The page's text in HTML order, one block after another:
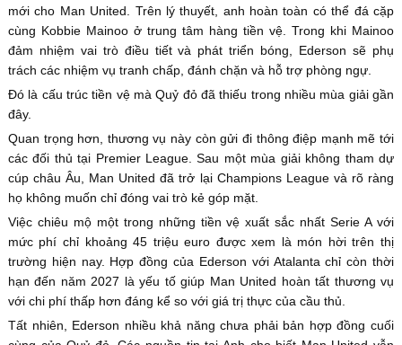
mới cho Man United. Trên lý thuyết, anh hoàn toàn có thể đá cặp
cùng Kobbie Mainoo ở trung tâm hàng tiền vệ. Trong khi Mainoo
đảm nhiệm vai trò điều tiết và phát triển bóng, Ederson sẽ phụ
trách các nhiệm vụ tranh chấp, đánh chặn và hỗ trợ phòng ngự.
Đó là cấu trúc tiền vệ mà Quỷ đỏ đã thiếu trong nhiều mùa giải gần
đây.
Quan trọng hơn, thương vụ này còn gửi đi thông điệp mạnh mẽ tới
các đối thủ tại Premier League. Sau một mùa giải không tham dự
cúp châu Âu, Man United đã trở lại Champions League và rõ ràng
họ không muốn chỉ đóng vai trò kẻ góp mặt.
Việc chiêu mộ một trong những tiền vệ xuất sắc nhất Serie A với
mức phí chỉ khoảng 45 triệu euro được xem là món hời trên thị
trường hiện nay. Hợp đồng của Ederson với Atalanta chỉ còn thời
hạn đến năm 2027 là yếu tố giúp Man United hoàn tất thương vụ
với chi phí thấp hơn đáng kể so với giá trị thực của cầu thủ.
Tất nhiên, Ederson nhiều khả năng chưa phải bản hợp đồng cuối